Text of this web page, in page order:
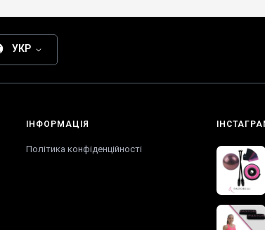
УКР
ІНФОРМАЦІЯ
Політика конфіденційності